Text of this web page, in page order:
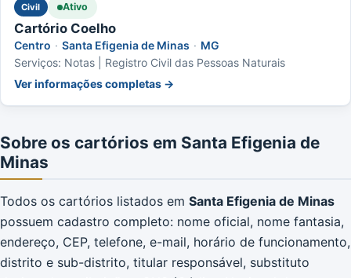
Civil Ativo
Cartório Coelho
Centro · Santa Efigenia de Minas · MG
Serviços: Notas | Registro Civil das Pessoas Naturais
Ver informações completas →
Sobre os cartórios em Santa Efigenia de
Minas
Todos os cartórios listados em Santa Efigenia de Minas
possuem cadastro completo: nome oficial, nome fantasia,
endereço, CEP, telefone, e-mail, horário de funcionamento,
distrito e sub-distrito, titular responsável, substituto